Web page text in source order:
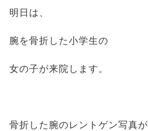
明日は、
腕を骨折した小学生の
女の子が来院します。
骨折した腕のレントゲン写真が